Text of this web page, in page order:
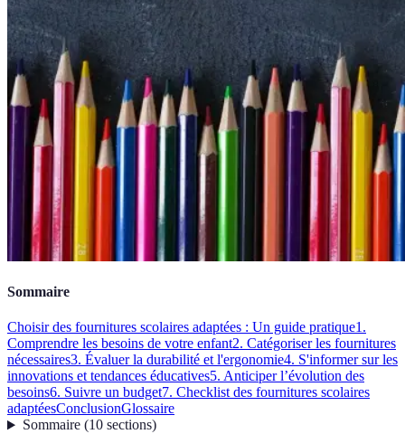
Sommaire
Choisir des fournitures scolaires adaptées : Un guide pratique1.
Comprendre les besoins de votre enfant2. Catégoriser les fournitures
nécessaires3. Évaluer la durabilité et l'ergonomie4. S'informer sur les
innovations et tendances éducatives5. Anticiper l’évolution des
besoins6. Suivre un budget7. Checklist des fournitures scolaires
adaptéesConclusionGlossaire
Sommaire(10 sections)